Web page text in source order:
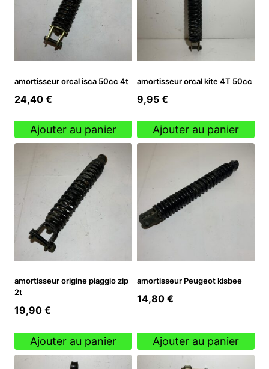
amortisseur orcal isca 50cc 4t
24,40 €
Ajouter au panier
amortisseur orcal kite 4T 50cc
9,95 €
Ajouter au panier
amortisseur origine piaggio zip
2t
19,90 €
Ajouter au panier
amortisseur Peugeot kisbee
14,80 €
Ajouter au panier